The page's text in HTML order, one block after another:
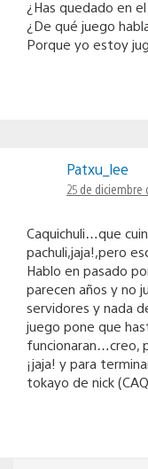
¿Has quedado en
¿De qué juego
Porque yo estoy
Patxu_lee
25 de diciembre
Caquichuli…que
pachuli,jaja!,pero
Hablo en pasado
parecen años y no
servidores y nada
juego pone que
funcionaran…creo,
¡jaja! y para
tokayo de nick